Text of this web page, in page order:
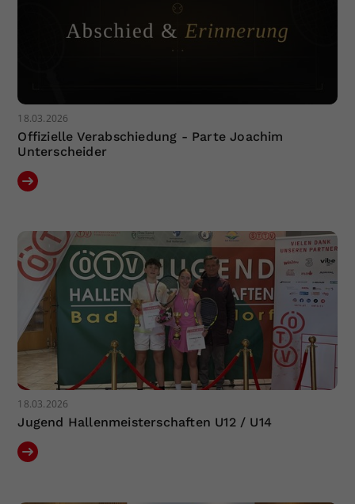
18.03.2026
Offizielle Verabschiedung - Parte Joachim
Unterscheider
18.03.2026
Jugend Hallenmeisterschaften U12 / U14